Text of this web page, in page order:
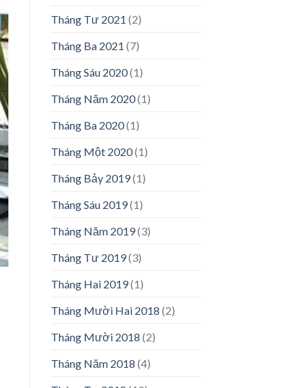
Tháng Tư 2021 (2)
Tháng Ba 2021 (7)
Tháng Sáu 2020(1)
Tháng Năm 2020(1)
Tháng Ba 2020(1)
Tháng Một 2020(1)
Tháng Bảy 2019(1)
Tháng Sáu 2019(1)
Tháng Năm 2019(3)
Tháng Tư 2019(3)
Tháng Hai 2019(1)
Tháng Mười Hai 2018 (2)
Tháng Mười 2018 (2)
Tháng Năm 2018 (4)